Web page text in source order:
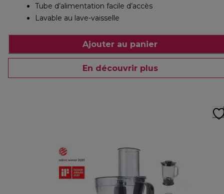
Tube d’alimentation facile d’accès
Lavable au lave-vaisselle
Ajouter au panier
En découvrir plus